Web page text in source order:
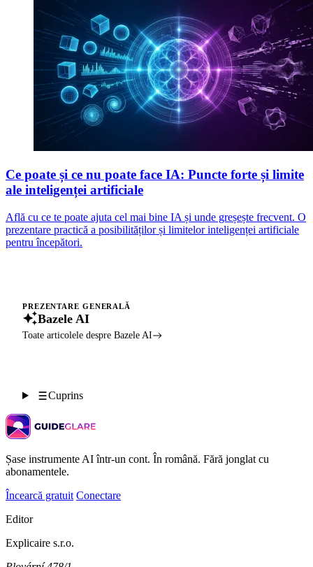
Ce poate și ce nu poate face IA: Puncte forte și limite
ale inteligenței artificiale
Află cu ce te poate ajuta cel mai bine IA și unde greșește frecvent. O
prezentare practică a posibilităților și limitelor inteligenței artificiale
pentru începători.
PREZENTARE GENERALĂ
Bazele AI
Toate articolele despre Bazele AI
Cuprins
Șase instrumente AI într-un cont. În română. Fără jonglat cu
abonamentele.
Încearcă gratuit Conectare
Editor
Explicaire s.r.o.